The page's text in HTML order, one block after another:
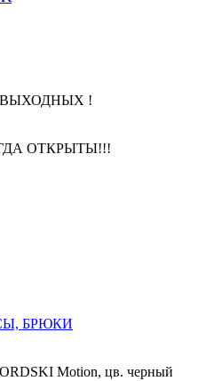
ВЫХОДНЫХ !
ОТКРЫТЫ!!!
БРЮКИ
Motion, цв. черный